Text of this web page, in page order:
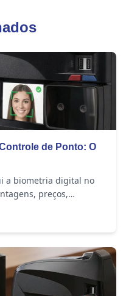
de Ponto: O
a biometria digital no
preços,